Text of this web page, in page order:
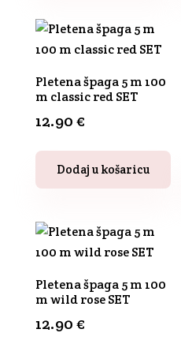
Pletena špaga 5 m 100
m classic red SET
12.90€
Dodaj u košaricu
Pletena špaga 5 m 100
m wild rose SET
12.90€